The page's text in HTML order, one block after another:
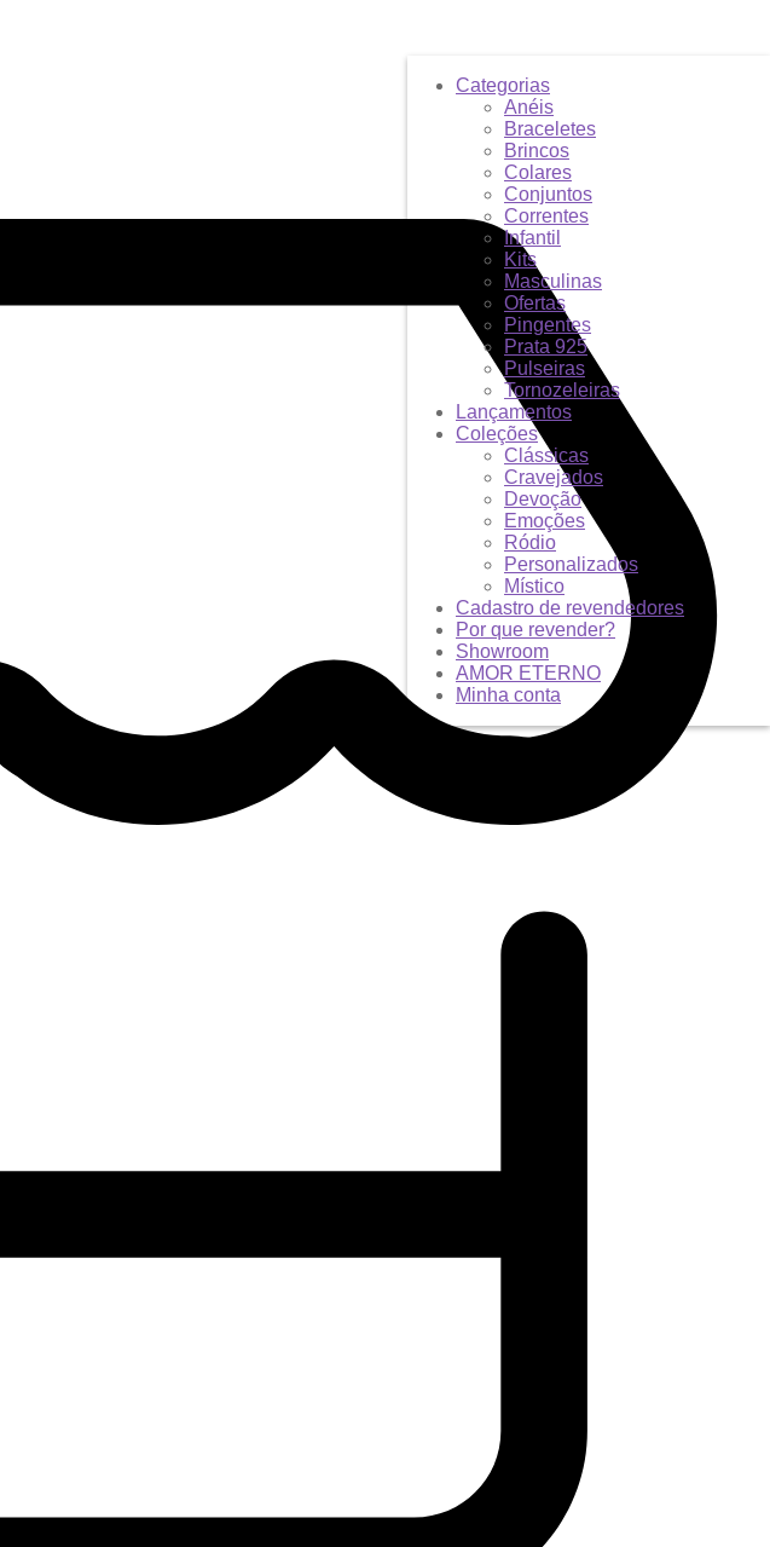
Categorias
Anéis
Braceletes
Brincos
Colares
Conjuntos
Correntes
Infantil
Kits
Masculinas
Ofertas
Pingentes
Prata 925
Pulseiras
Tornozeleiras
Lançamentos
Coleções
Clássicas
Cravejados
Devoção
Emoções
Ródio
Personalizados
Místico
Cadastro de revendedores
Por que revender?
Showroom
AMOR ETERNO
Minha conta